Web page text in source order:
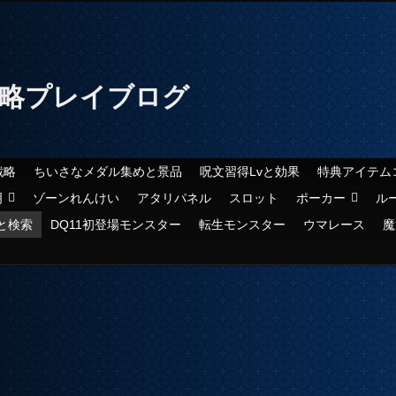
プレイブログ
略 ちいさなメダル集めと景品 呪文習得Lvと効果
特典アイテム
ゾーンれんけい アタリパネル スロット ポーカー
ル
検索
DQ11初登場モンスター 転生モンスター ウマレース